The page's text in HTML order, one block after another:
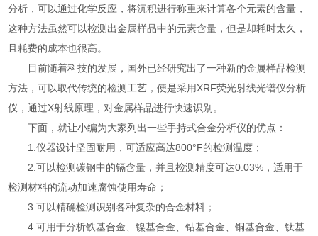
分析，可以通过化学反应，将沉积进行称重来计算各个元素的含量，
这种方法虽然可以检测出金属样品中的元素含量，但是却耗时太久，
且耗费的成本也很高。
目前随着科技的发展，国外已经研究出了一种新的金属样品检测
方法，可以取代传统的检测工艺，便是采用XRF荧光射线光谱仪分析
仪，通过X射线原理，对金属样品进行快速识别。
下面，就让小编为大家列出一些手持式合金分析仪的优点：
1.仪器设计坚固耐用，可适应高达800°F的检测温度；
2.可以检测碳钢中的镉含量，并且检测精度可达0.03%，适用于
检测材料的流动加速腐蚀使用寿命；
3.可以精确检测识别各种复杂的合金材料；
4.可用于分析铁基合金、镍基合金、钴基合金、铜基合金、钛基